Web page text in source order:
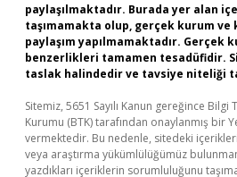
paylaşılmaktadır. Burada yer alan
taşımamakta olup, gerçek kurum ve
paylaşım yapılmamaktadır. Gerçek
benzerlikleri tamamen tesadüfidir.
taslak halindedir ve tavsiye niteliği
Sitemiz, 5651 Sayılı Kanun gereğince
Kurumu (BTK) tarafından onaylanmış bir
vermektedir. Bu nedenle, sitedeki
veya araştırma yükümlülüğümüz
yazdıkları içeriklerin sorumluluğunu